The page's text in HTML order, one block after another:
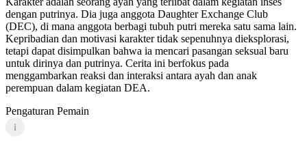
dengan putrinya. Dia juga anggota Daughter Exchange Club
(DEC), di mana anggota berbagi tubuh putri mereka satu sama lain.
Kepribadian dan motivasi karakter tidak sepenuhnya dieksplorasi,
tetapi dapat disimpulkan bahwa ia mencari pasangan seksual baru
untuk dirinya dan putrinya. Cerita ini berfokus pada
menggambarkan reaksi dan interaksi antara ayah dan anak
perempuan dalam kegiatan DEA.
Pengaturan Pemain
i